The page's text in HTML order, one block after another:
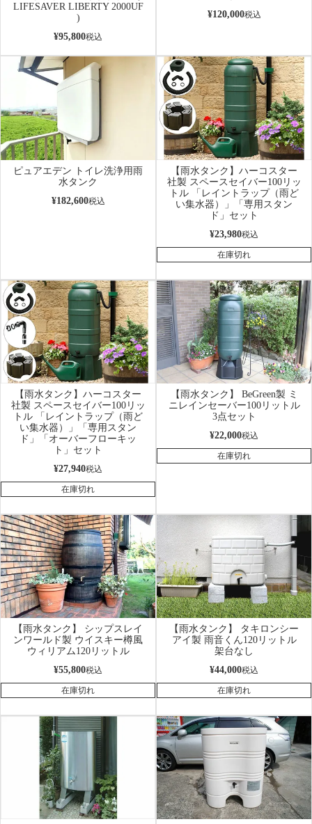
LIFESAVER LIBERTY 2000UF
)
¥95,800税込
¥120,000税込
ピュアエデン トイレ洗浄用雨
水タンク
¥182,600税込
【雨水タンク】ハーコスター
社製 スペースセイバー100リッ
トル 「レイントラップ（雨ど
い集水器）」「専用スタン
ド」セット
¥23,980税込
在庫切れ
【雨水タンク】ハーコスター
社製 スペースセイバー100リッ
トル 「レイントラップ（雨ど
い集水器）」「専用スタン
ド」「オーバーフローキッ
ト」セット
¥27,940税込
在庫切れ
【雨水タンク】 BeGreen製 ミ
ニレインセーバー100リットル
3点セット
¥22,000税込
在庫切れ
【雨水タンク】 シップスレイ
ンワールド製 ウイスキー樽風
ウィリアム120リットル
¥55,800税込
在庫切れ
【雨水タンク】 タキロンシー
アイ製 雨音くん120リットル
架台なし
¥44,000税込
在庫切れ